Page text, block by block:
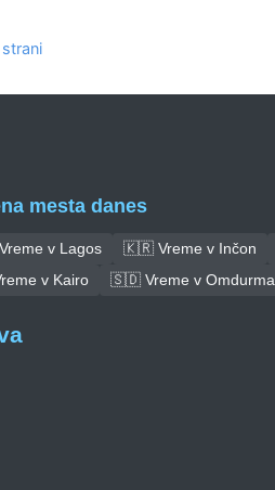
mesta danes
v Lagos
🇰🇷 Vreme v Inčon
v Kairo 🇸🇩 Vreme v